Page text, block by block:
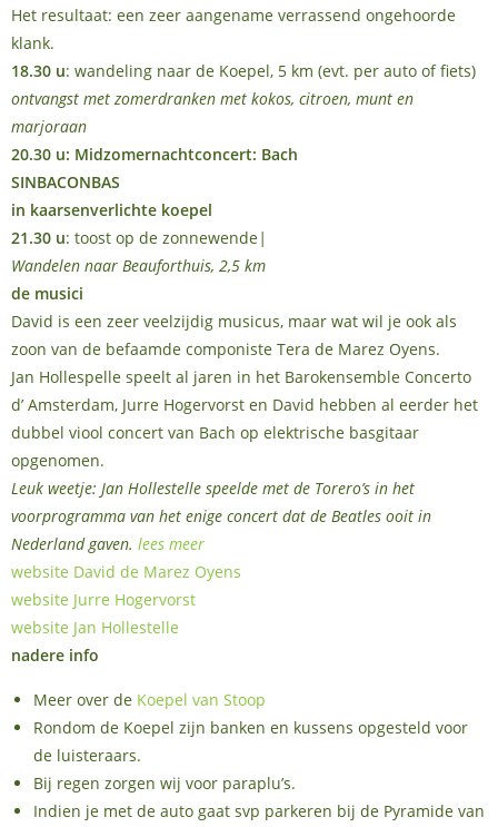
Het resultaat: een zeer aangename verrassend ongehoorde
klank.
18.30 u: wandeling naar de Koepel, 5 km (evt. per auto of fiets)
ontvangst met zomerdranken met kokos, citroen, munt en
marjoraan
20.30 u: Midzomernachtconcert: Bach
SINBACONBAS
in kaarsenverlichte koepel
21.30 u: toost op de zonnewende|
Wandelen naar Beauforthuis, 2,5 km
de musici
David is een zeer veelzijdig musicus, maar wat wil je ook als
zoon van de befaamde componiste Tera de Marez Oyens.
Jan Hollespelle speelt al jaren in het Barokensemble Concerto
d’ Amsterdam, Jurre Hogervorst en David hebben al eerder het
dubbel viool concert van Bach op elektrische basgitaar
opgenomen.
Leuk weetje: Jan Hollestelle speelde met de Torero’s in het
voorprogramma van het enige concert dat de Beatles ooit in
Nederland gaven. lees meer
website David de Marez Oyens
website Jurre Hogervorst
website Jan Hollestelle
nadere info
Meer over de Koepel van Stoop
Rondom de Koepel zijn banken en kussens opgesteld voor
de luisteraars.
Bij regen zorgen wij voor paraplu’s.
Indien je met de auto gaat svp parkeren bij de Pyramide van